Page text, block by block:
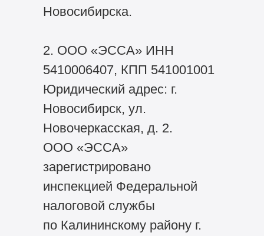
Новосибирска.
2. ООО «ЭССА» ИНН
5410006407, КПП 541001001
Юридический адрес: г.
Новосибирск, ул.
Новочеркасская, д. 2.
ООО «ЭССА»
зарегистрировано
инспекцией Федеральной
налоговой службы
по Калининскому району г.